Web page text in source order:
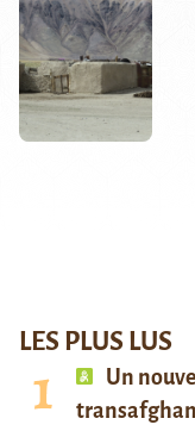
LES PLUS LUS
Un
transafghan